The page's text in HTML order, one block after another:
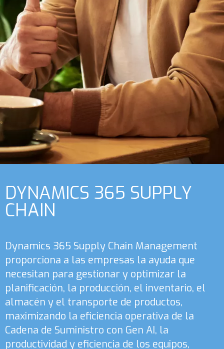
DYNAMICS 365 SUPPLY
CHAIN
Dynamics 365 Supply Chain Management
proporciona a las empresas la ayuda que
necesitan para gestionar y optimizar la
planificación, la producción, el inventario, el
almacén y el transporte de productos,
maximizando la eficiencia operativa de la
Cadena de Suministro con Gen AI, la
productividad y eficiencia de los equipos,